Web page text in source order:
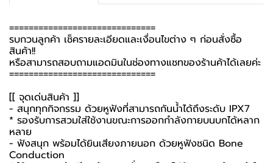
==============================
รบกวนลูกค้า เช็ครายละเอียดและเงื่อนไขต่าง ๆ ก่อนสั่งซื้อ
สินค้า!!
หรือสามารถสอบถามแอดมินในช่องทางแชทของร้านค้าได้เลยค่ะ
==============================
[[ จุดเด่นสินค้า ]]
- สนุกทุกกิจกรรม ด้วยหูฟังที่สามารถกันน้ำได้ถึงระดับ IPX7
* รองรับการสวมใส่ใช้งานขณะการออกกำลังกายบนบกได้หลาก
หลาย
- ฟังสนุก พร้อมได้ยินเสียงภายนอก ด้วยหูฟังชนิด Bone
Conduction